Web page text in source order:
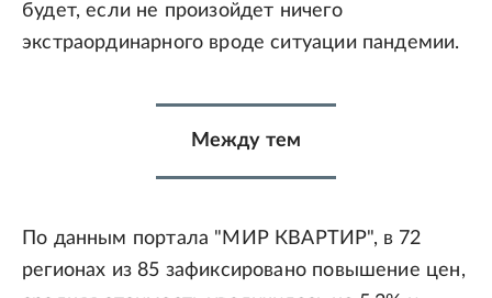
будет, если не произойдет ничего
экстраординарного вроде ситуации пандемии.
Между тем
По данным портала "МИР КВАРТИР", в 72
регионах из 85 зафиксировано повышение цен,